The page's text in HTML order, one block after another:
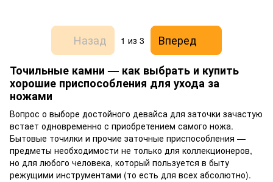
Назад 1 из 3
Вперед
Точильные камни — как выбрать и купить
хорошие приспособления для ухода за
ножами
Вопрос о выборе достойного девайса для заточки зачастую
встает одновременно с приобретением самого ножа.
Бытовые точилки и прочие заточные приспособления —
предметы необходимости не только для коллекционеров,
но для любого человека, который пользуется в быту
режущими инструментами (то есть для всех абсолютно).